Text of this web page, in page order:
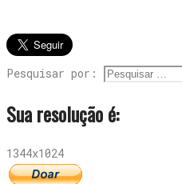
Pesquisar por:
Sua resolução é:
1344x1024